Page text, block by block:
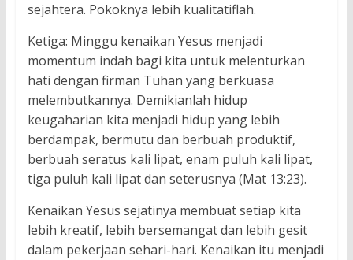
sejahtera. Pokoknya lebih kualitatiflah.
Ketiga: Minggu kenaikan Yesus menjadi
momentum indah bagi kita untuk melenturkan
hati dengan firman Tuhan yang berkuasa
melembutkannya. Demikianlah hidup
keugaharian kita menjadi hidup yang lebih
berdampak, bermutu dan berbuah produktif,
berbuah seratus kali lipat, enam puluh kali lipat,
tiga puluh kali lipat dan seterusnya (Mat 13:23).
Kenaikan Yesus sejatinya membuat setiap kita
lebih kreatif, lebih bersemangat dan lebih gesit
dalam pekerjaan sehari-hari. Kenaikan itu menjadi